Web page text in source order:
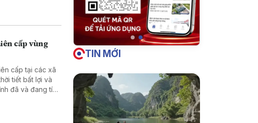
cấp vùng
cấp tại các xã
tiết bất lợi và
đã và đang tích
TIN MỚI